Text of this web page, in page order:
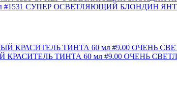
#1531 СУПЕР ОСВЕТЛЯЮЩИЙ БЛОНДИН
КРАСИТЕЛЬ ТИНТА 60 мл #9.00 ОЧЕНЬ